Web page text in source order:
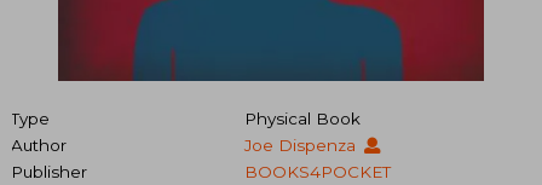
Type
Physical Book
Author
Joe Dispenza
Publisher
BOOKS4POCKET